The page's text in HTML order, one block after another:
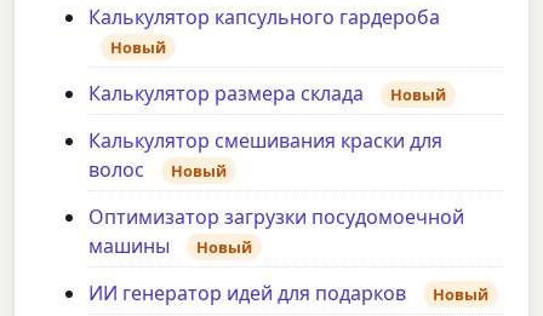
Калькулятор капсульного гардероба
Новый
Калькулятор размера склада Новый
Калькулятор смешивания краски для
волос
Новый
Оптимизатор загрузки посудомоечной
машины
Новый
ИИ генератор идей для подарков Новый